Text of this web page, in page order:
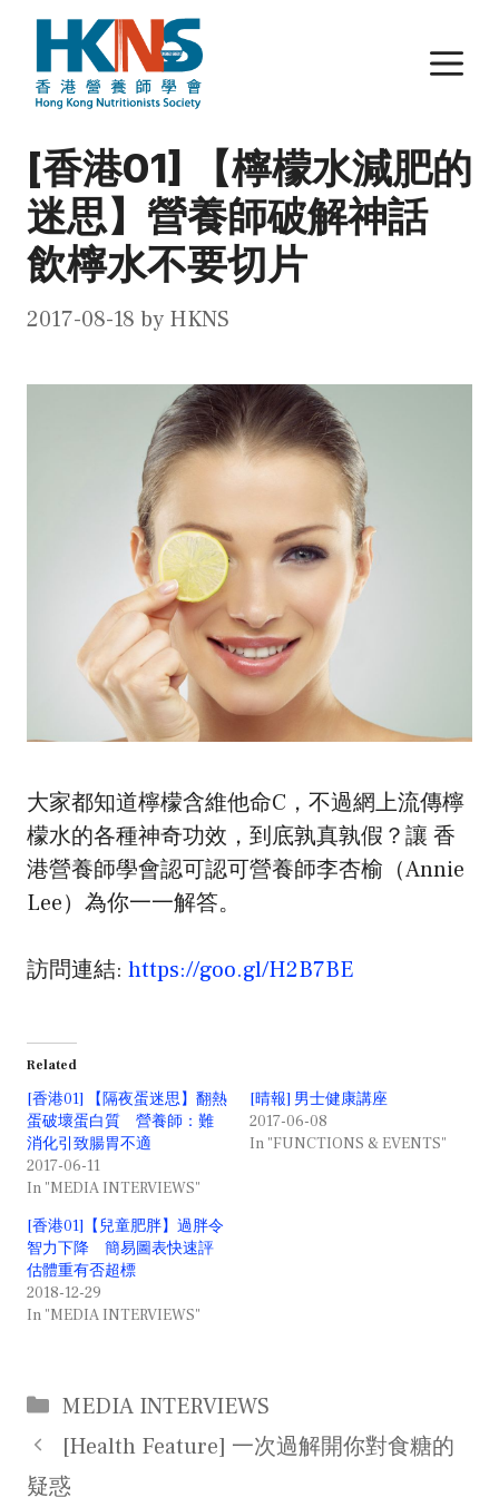
Skip
content
[香港01] 【檸檬水減肥的
迷思】營養師破解神話
飲檸水不要切片
2017-08-18 by HKNS
大家都知道檸檬含維他命C，不過網上流傳檸
檬水的各種神奇功效，到底孰真孰假？讓 香
港營養師學會認可認可營養師李杏榆（Annie
Lee）為你一一解答。
訪問連結: https://goo.gl/H2B7BE
Related
[香港01] 【隔夜蛋迷思】翻熱
蛋破壞蛋白質 營養師：難
消化引致腸胃不適
2017-06-11
In "MEDIA INTERVIEWS"
[晴報] 男士健康講座
2017-06-08
In "FUNCTIONS & EVENTS"
[香港01]【兒童肥胖】過胖令
智力下降 簡易圖表快速評
估體重有否超標
2018-12-29
In "MEDIA INTERVIEWS"
Categories
MEDIA INTERVIEWS
Post
navigation
[Health Feature] 一次過解開你對食糖的
疑惑